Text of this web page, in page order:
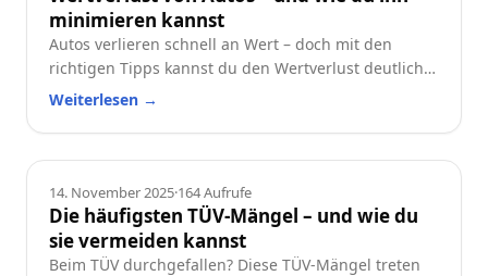
minimieren kannst
Autos verlieren schnell an Wert – doch mit den
richtigen Tipps kannst du den Wertverlust deutlich
reduzieren. Erfahre, welche Faktoren besonders
wertstabil hältst.
Weiterlesen →
Ratgeber
14. November 2025·164Aufrufe
Die häufigsten TÜV-Mängel – und wie du
sie vermeiden kannst
Beim TÜV durchgefallen? Diese TÜV-Mängel treten